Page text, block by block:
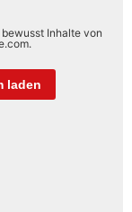
Inhalte von
laden